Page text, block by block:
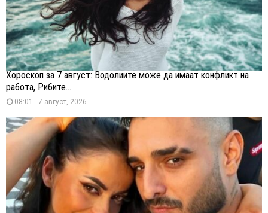
Хороскоп за 7 август: Водолиите може да имаат конфликт на
работа, Рибите...
08:01 - 7 август, 2026